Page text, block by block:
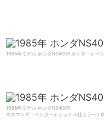
1985年モデル ホンダNS400R ホンダ・レ
1985年モデル ホンダNS400R
ロスマンズ・インターナショナル社カラー